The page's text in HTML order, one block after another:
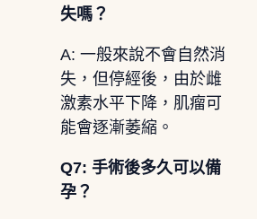
失嗎？
A: 一般來說不會自然消
失，但停經後，由於雌
激素水平下降，肌瘤可
能會逐漸萎縮。
Q7: 手術後多久可以備
孕？